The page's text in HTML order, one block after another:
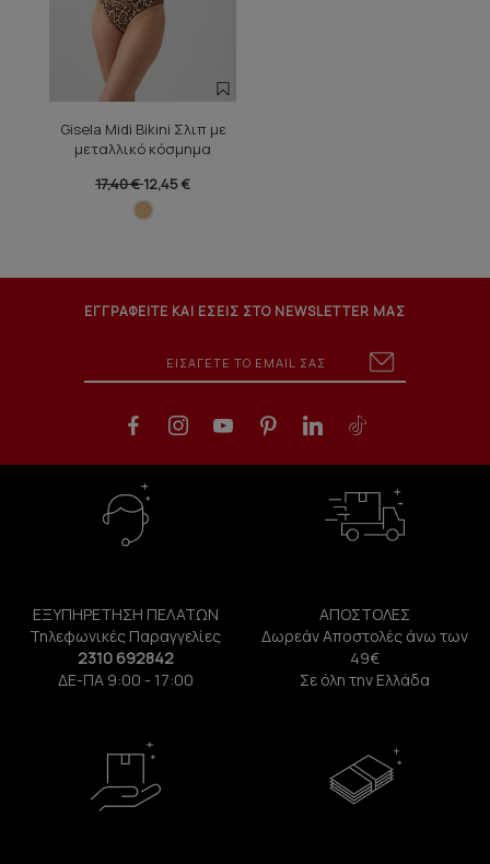
Gisela Midi Bikini Σλιπ με
μεταλλικό κόσμημα
17,40 €12,45 €
ΕΓΓΡΑΦΕΙΤΕ ΚΑΙ ΕΣΕΙΣ ΣΤΟ NEWSLETTER ΜΑΣ
ΕΞΥΠΗΡΕΤΗΣΗ ΠΕΛΑΤΩΝ
Τηλεφωνικές Παραγγελίες
2310 692842
ΔΕ-ΠΑ 9:00 - 17:00
ΑΠΟΣΤΟΛΕΣ
Δωρεάν Αποστολές άνω των
49€
Σε όλη την Ελλάδα